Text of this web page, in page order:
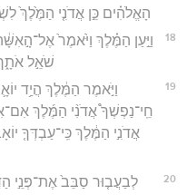
הָאֱלֹהִ֗ים כֵּ֣ן אֲדֹנִ֤י הַמֶּ֙לֶךְ֙
18
וַיַּ֣עַן הַמֶּ֗לֶךְ וַיֹּ֙אמֶר֙
שֹׁאֵ֣ל
19
וַיֹּ֣אמֶר הַמֶּ֔לֶךְ הֲיַ֥ד
חֵֽי־נַפְשְׁךָ֩ אֲדֹנִ֨י הַמֶּ֜לֶךְ
אֲדֹנִ֣י הַמֶּ֔לֶךְ כִּֽי־עַבְדְּךָ֤
20
לְבַעֲב֤וּר סַבֵּב֙ אֶת־פְּנֵ֣י